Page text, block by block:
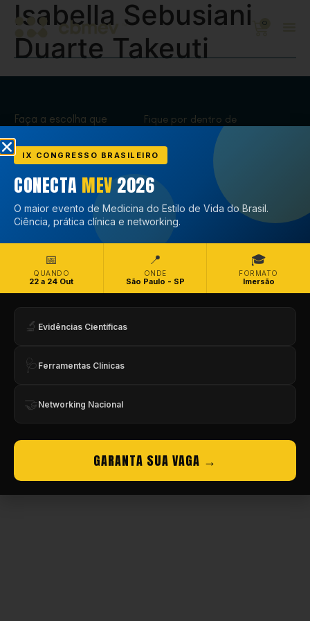
0
Isabella Sebusiani
Duarte Takeuti
Faça a escolha que
transforma,
Associe-se
Associe-se
Fique por dentro de
tudo que acontece
no CBMEV
IX CONGRESSO BRASILEIRO
CONECTA MEV 2026
O maior evento de Medicina do Estilo de Vida do Brasil.
Ciência, prática clínica e networking.
📅
QUANDO
22 a 24 Out
📍
ONDE
São Paulo - SP
🎓
FORMATO
Imersão
🔬 Evidências Científicas
🩺 Ferramentas Clínicas
🤝 Networking Nacional
GARANTA SUA VAGA →